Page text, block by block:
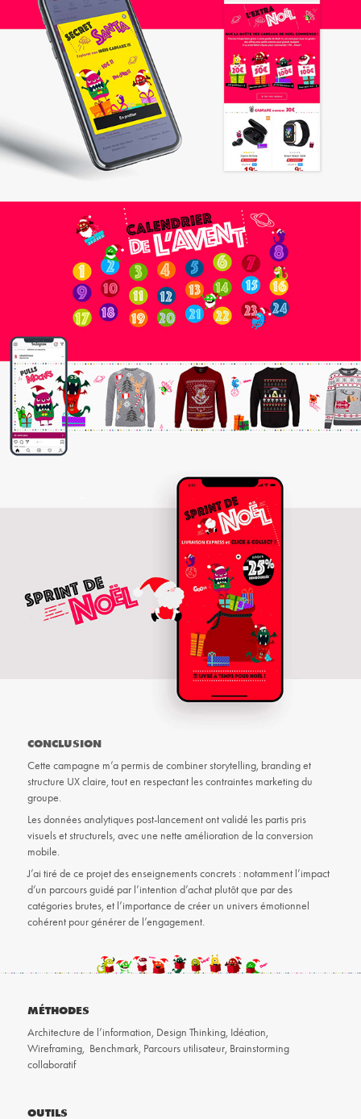
CONCLUSION
Cette campagne m’a permis de combiner storytelling, branding et
structure UX claire, tout en respectant les contraintes marketing du
groupe.
Les données analytiques post-lancement ont validé les partis pris
visuels et structurels, avec une nette amélioration de la conversion
mobile.
J’ai tiré de ce projet des enseignements concrets : notamment l’impact
d’un parcours guidé par l’intention d’achat plutôt que par des
catégories brutes, et l’importance de créer un univers émotionnel
cohérent pour générer de l’engagement.
MÉTHODES
Architecture de l’information, Design Thinking, Idéation,
Wireframing, Benchmark, Parcours utilisateur, Brainstorming
collaboratif
OUTILS